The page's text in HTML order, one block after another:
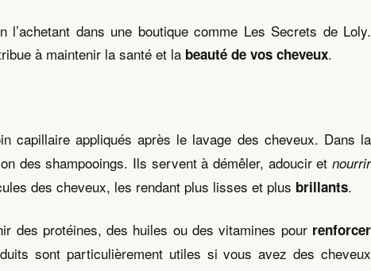
dans une boutique comme Les Secrets de Loly.
à maintenir la santé et la beauté de vos cheveux.
capillaire appliqués après le lavage des cheveux. Dans la
des shampooings. Ils servent à démêler, adoucir et nourrir
des cheveux, les rendant plus lisses et plus brillants.
des protéines, des huiles ou des vitamines pour renforcer
sont particulièrement utiles si vous avez des cheveux